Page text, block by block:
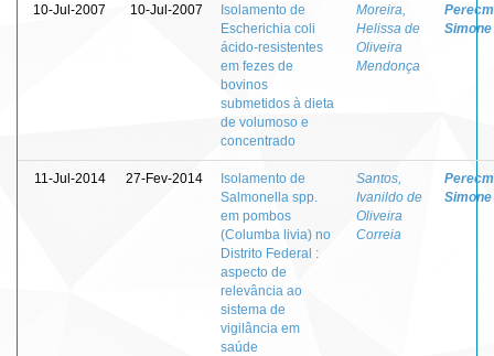
10-Jul-2007 10-Jul-2007
Isolamento de
Escherichia coli
ácido-resistentes
em fezes de
bovinos
submetidos à dieta
de volumoso e
concentrado
Moreira,
Helissa de
Oliveira
Mendonça
Simone
11-Jul-2014 27-Fev-2014
Isolamento de
Salmonella spp.
em pombos
(Columba livia) no
Distrito Federal :
aspecto de
relevância ao
sistema de
vigilância em
saúde
Santos,
Ivanildo de
Oliveira
Correia
Simone